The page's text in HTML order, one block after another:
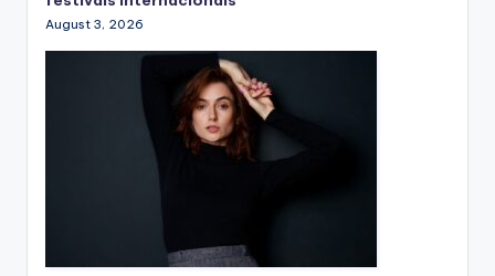
August 3, 2026